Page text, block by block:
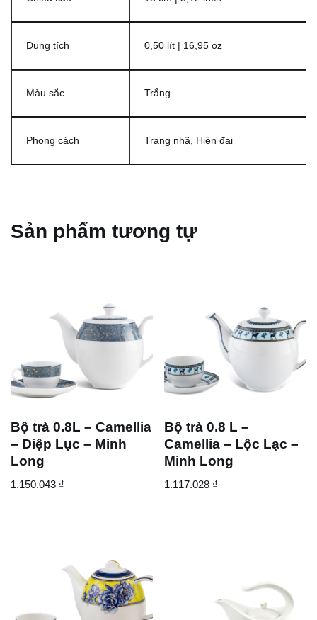
Dung tích 0,50 lít | 16,95 oz
Màu sắc Trắng
Phong cách Trang nhã, Hiện đại
Sản phẩm tương tự
Bộ trà 0.8L – Camellia
– Diệp Lục – Minh
Long
1.150.043 ₫
Bộ trà 0.8 L –
Camellia – Lộc Lạc –
Minh Long
1.117.028 ₫